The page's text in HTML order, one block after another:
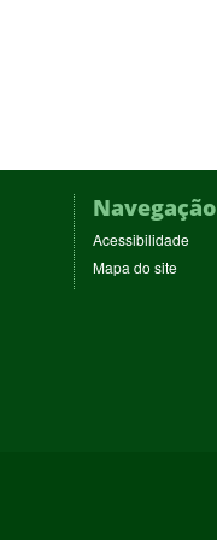
Navegação
Acessibilidade
Mapa do site